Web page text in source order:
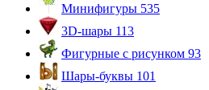
Минифигуры 535
3D-шары 113
Фигурные с рисунком 93
Шары-буквы 101